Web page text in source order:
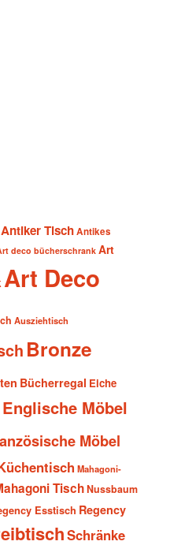
Antiker TischAntikes
deco bücherschrank Art
Art Deco
Ausziehtisch
Bronze
Bücherregal Eiche
Englische Möbel
Möbel
Mahagoni-
TischNussbaum
Esstisch Regency
Schränke